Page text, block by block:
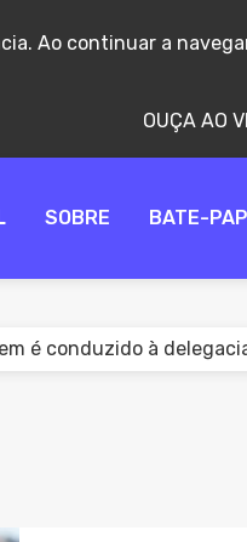
Ao continuar a
OUÇA AO
SOBRE BATE-
é conduzido à
é preso por violência
registra menor número
da PC abre